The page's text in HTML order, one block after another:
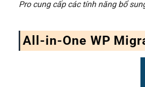
Pro cung cấp các tính năng bổ
All-in-One WP